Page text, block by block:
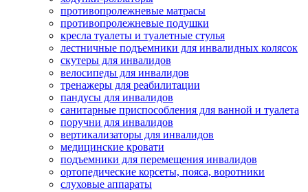
противопролежневые матрасы
противопролежневые подушки
кресла туалеты и туалетные стулья
лестничные подъемники для инвалидных колясок
скутеры для инвалидов
велосипеды для инвалидов
тренажеры для реабилитации
пандусы для инвалидов
санитарные приспособления для ванной и туалета
поручни для инвалидов
вертикализаторы для инвалидов
медицинские кровати
подъемники для перемещения инвалидов
ортопедические корсеты, пояса, воротники
слуховые аппараты